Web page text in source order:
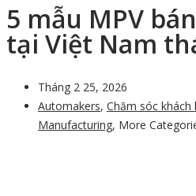
5 mẫu MPV
tại Việt Nam
Tháng 2 25, 2026
Automakers, Chăm sóc khách
Manufacturing, More